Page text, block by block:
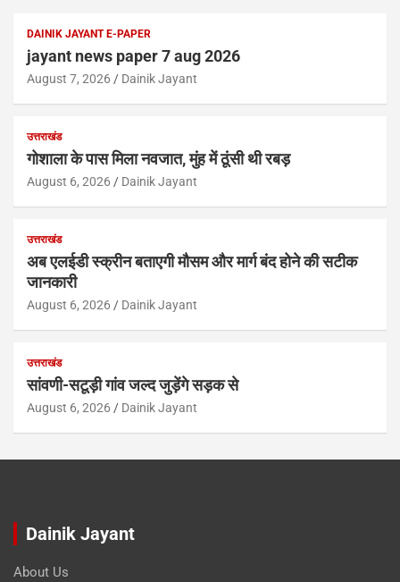
DAINIK JAYANT E-PAPER
jayant news paper 7 aug 2026
August 7, 2026 Dainik Jayant
उत्तराखंड
गोशाला के पास मिला नवजात, मुंह में ठूंसी थी रबड़
August 6, 2026 Dainik Jayant
उत्तराखंड
अब एलईडी स्क्रीन बताएगी मौसम और मार्ग बंद होने की सटीक
जानकारी
August 6, 2026 Dainik Jayant
उत्तराखंड
सांवणी-सटूड़ी गांव जल्द जुड़ेंगे सड़क से
August 6, 2026 Dainik Jayant
Dainik Jayant
About Us